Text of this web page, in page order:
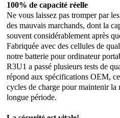
100% de capacité réelle
Ne vous laissez pas tromper par
des mauvais marchands, dont la
souvent considérablement après
Fabriquée avec des cellules de
notre batterie pour ordinateur
R3U1 a passé plusieurs tests de
répond aux spécifications OEM,
cycles de charge pour maintenir la
longue période.